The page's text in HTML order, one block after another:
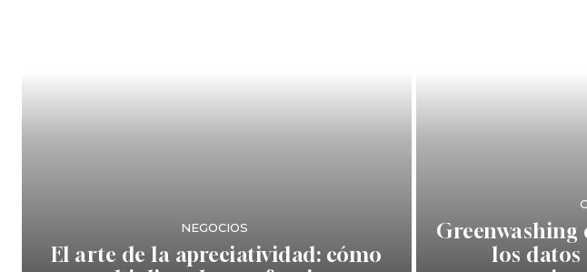
NEGOCIOS
El arte de la apreciatividad: cómo
los